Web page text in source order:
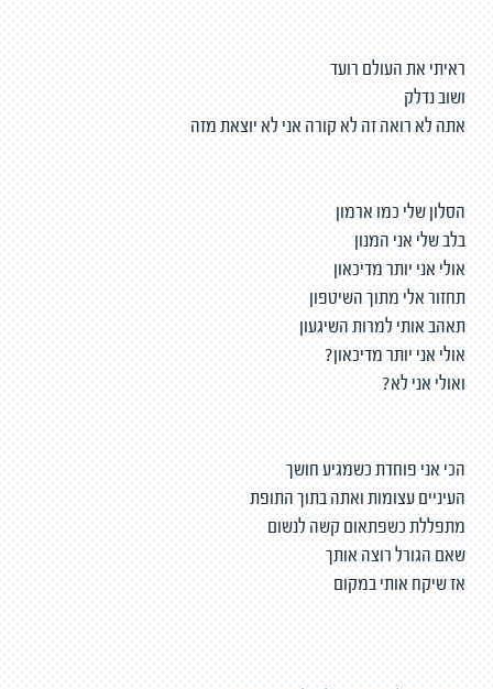
ראיתי את העולם רועד
ושוב נדלק
אתה לא רואה זה לא קורה אני לא יוצאת מזה
הסלון שלי כמו ארמון
בלב שלי אני המנון
אולי אני יותר מדיכאון
תחזור אלי מתוך השיטפון
תאהב אותי למרות השיגעון
אולי אני יותר מדיכאון?
ואולי אני לא?
הכי אני פוחדת כשמגיע חושך
העיניים עצומות ואתה בתוך התופת
מתפללת כשפתאום קשה לנשום
שאם הגורל רוצה אותך
אז שיקח אותי במקום